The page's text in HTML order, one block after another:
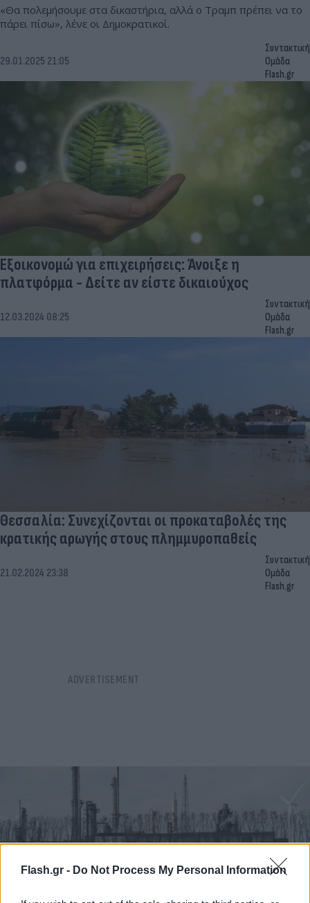
Flash.gr - Do Not Process My Personal Information
«Θα πολεμήσουμε στα δικαστήρια, αλλά ο Τραμπ πρέπει να το
πάρει πίσω», λένε οι Δημοκρατικοί.
29.01.2025 21:05
Συντακτική
Ομάδα
Flash.gr
Εξοικονομώ για επιχειρήσεις: Άνοιξε η
πλατφόρμα - Δείτε αν είστε δικαιούχος
12.03.2024 08:25
Συντακτική
Ομάδα
Flash.gr
Θεσσαλία: Συνεχίζονται οι προκαταβολές της
κρατικής αρωγής στους πλημμυροπαθείς
21.02.2024 23:38
Συντακτική
Ομάδα
Flash.gr